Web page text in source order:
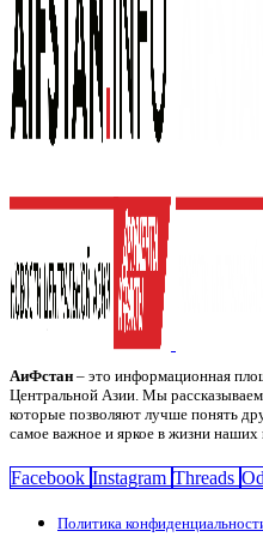
АиФстан – это информационная
Центральной Азии. Мы рассказываем
которые позволяют лучше понять
самое важное и яркое в жизни
Facebook Instagram Threads
Политика